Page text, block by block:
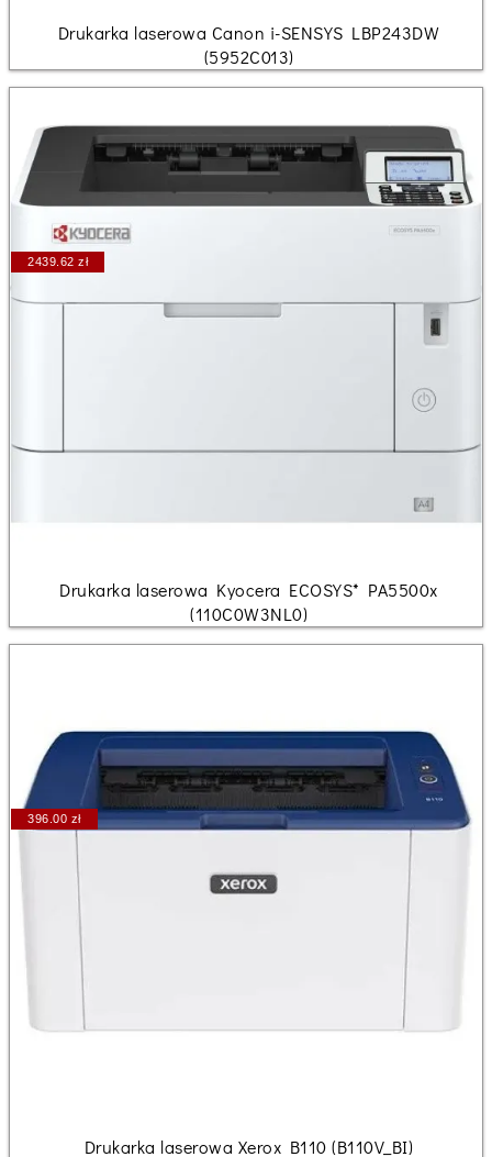
Drukarka laserowa Canon i-SENSYS LBP243DW
(5952C013)
2439.62 zł
Drukarka laserowa Kyocera ECOSYS* PA5500x
(110C0W3NL0)
396.00 zł
Drukarka laserowa Xerox B110 (B110V_BI)